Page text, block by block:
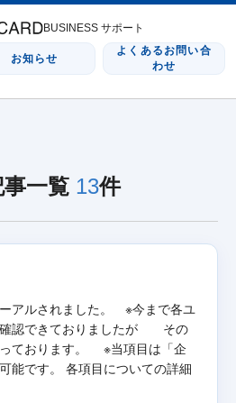
BUSINESS サポート
お知らせ
よくあるお問い合
わせ
事一覧 13件
アルされました。 ※今まで各ユ
確認できておりましたが その
ております。 ※当項目は「企
能です。 各項目についての詳細